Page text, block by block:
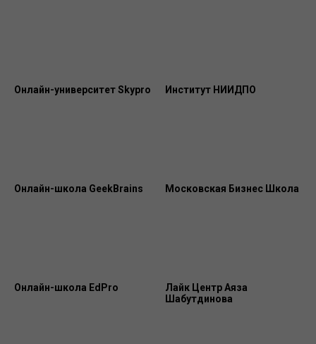
Онлайн-университет Skypro Институт НИИДПО
Онлайн-школа GeekBrains Московская Бизнес Школа
Онлайн-школа EdPro
Лайк Центр Аяза
Шабутдинова